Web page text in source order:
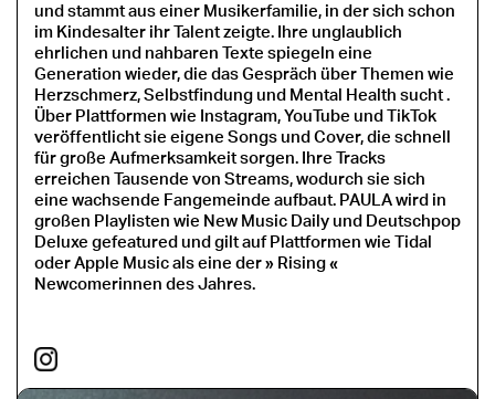
und stammt aus einer Musikerfamilie, in der sich schon
im Kindesalter ihr Talent zeigte. Ihre unglaublich
ehrlichen und nahbaren Texte spiegeln eine
Generation wieder, die das Gespräch über Themen wie
Herzschmerz, Selbstfindung und Mental Health sucht .
Über Plattformen wie Instagram, YouTube und TikTok
veröffentlicht sie eigene Songs und Cover, die schnell
für große Aufmerksamkeit sorgen. Ihre Tracks
erreichen Tausende von Streams, wodurch sie sich
eine wachsende Fangemeinde aufbaut. PAULA wird in
großen Playlisten wie New Music Daily und Deutschpop
Deluxe gefeatured und gilt auf Plattformen wie Tidal
oder Apple Music als eine der » Rising «
Newcomerinnen des Jahres.